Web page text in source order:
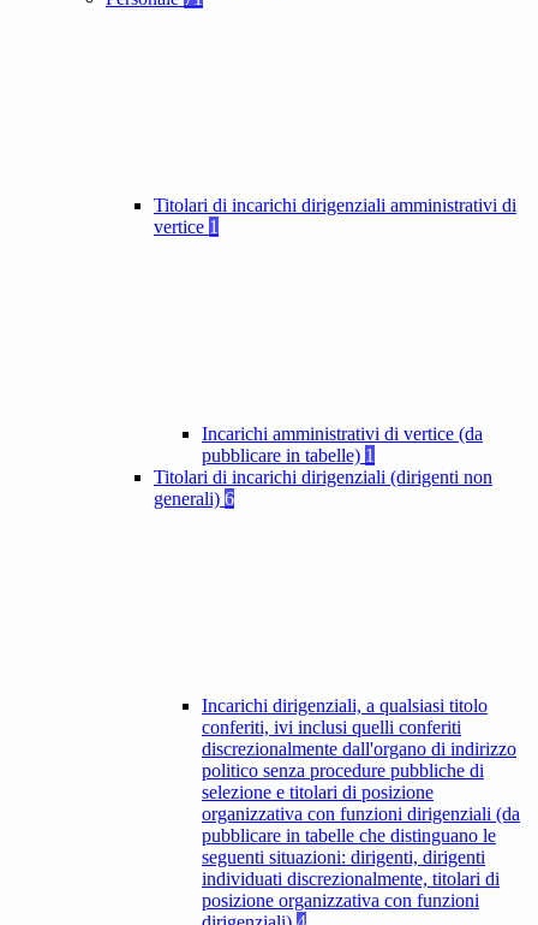
Titolari di incarichi dirigenziali amministrativi di
vertice 1
Incarichi amministrativi di vertice (da
pubblicare in tabelle) 1
Titolari di incarichi dirigenziali (dirigenti non
generali) 6
Incarichi dirigenziali, a qualsiasi titolo
conferiti, ivi inclusi quelli conferiti
discrezionalmente dall'organo di indirizzo
politico senza procedure pubbliche di
selezione e titolari di posizione
organizzativa con funzioni dirigenziali (da
pubblicare in tabelle che distinguano le
seguenti situazioni: dirigenti, dirigenti
individuati discrezionalmente, titolari di
posizione organizzativa con funzioni